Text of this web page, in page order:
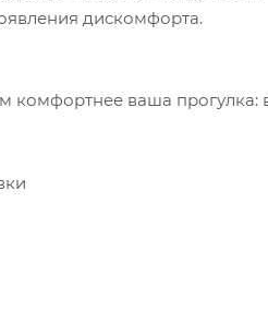
дискомфорта.
комфортнее ваша прогулка: